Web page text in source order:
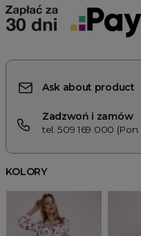
Ask about product
Zadzwoń i zamów
tel. 509 169 000
KOLORY